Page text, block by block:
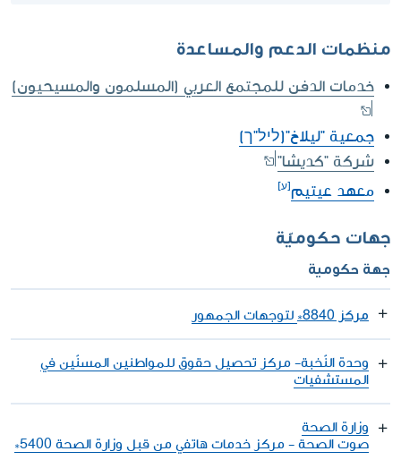
منظمات الدعم والمساعدة
خدمات الدفن للمجتمع العربي (المسلمون والمسيحيون)
جمعية "ليلاخ"(ליל"ך)
شركة "كديشا"
معهد عيتيم
جهات حكوميّة
جهة حكومية
مركز 8840* لتوجهات الجمهور
وحدة النّخبة- مركز تحصيل حقوق للمواطنين المسنّين في
المستشفيات
وزارة الصحة
صوت الصحة - مركز خدمات هاتفي من قبل وزارة الصحة 5400*